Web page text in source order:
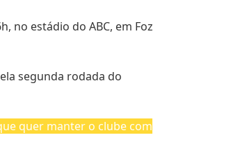
no estádio do ABC, em Foz
segunda rodada do
quer manter o clube com